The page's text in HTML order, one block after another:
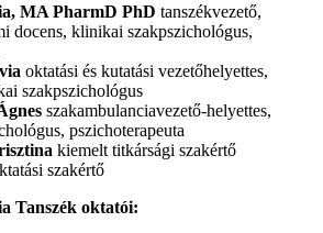
MA PharmD PhD tanszékvezető,
docens, klinikai szakpszichológus,
oktatási és kutatási vezetőhelyettes,
szakpszichológus
szakambulanciavezető-helyettes,
pszichoterapeuta
kiemelt titkársági szakértő
szakértő
Tanszék oktatói: